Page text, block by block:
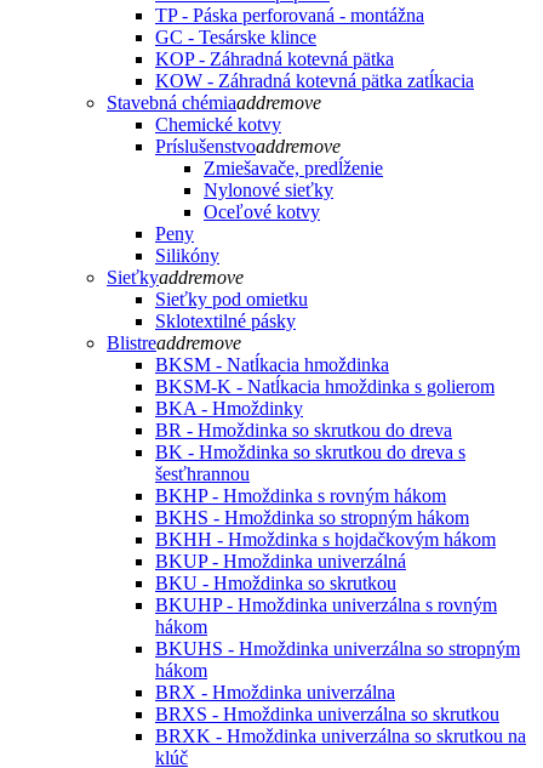
TP - Páska perforovaná - montážna
GC - Tesárske klince
KOP - Záhradná kotevná pätka
KOW - Záhradná kotevná pätka zatĺkacia
Stavebná chémiaaddremove
Chemické kotvy
Príslušenstvoaddremove
Zmiešavače, predĺženie
Nylonové sieťky
Oceľové kotvy
Peny
Silikóny
Sieťkyaddremove
Sieťky pod omietku
Sklotextilné pásky
Blistreaddremove
BKSM - Natĺkacia hmoždinka
BKSM-K - Natĺkacia hmoždinka s golierom
BKA - Hmoždinky
BR - Hmoždinka so skrutkou do dreva
BK - Hmoždinka so skrutkou do dreva s
šesťhrannou
BKHP - Hmoždinka s rovným hákom
BKHS - Hmoždinka so stropným hákom
BKHH - Hmoždinka s hojdačkovým hákom
BKUP - Hmoždinka univerzálná
BKU - Hmoždinka so skrutkou
BKUHP - Hmoždinka univerzálna s rovným
hákom
BKUHS - Hmoždinka univerzálna so stropným
hákom
BRX - Hmoždinka univerzálna
BRXS - Hmoždinka univerzálna so skrutkou
BRXK - Hmoždinka univerzálna so skrutkou na
klúč